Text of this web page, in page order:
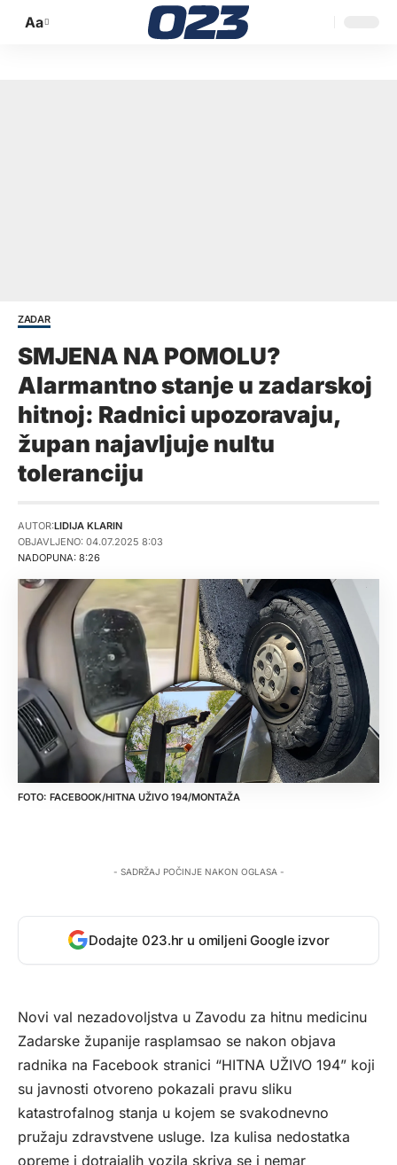
Promijeni
Aa
ZADAR
SMJENA NA POMOLU?
Alarmantno stanje u zadarskoj
hitnoj: Radnici upozoravaju,
župan najavljuje nultu
toleranciju
NADOPUNA: 8:26
AUTOR:LIDIJA KLARIN
OBJAVLJENO: 04.07.2025 8:03
FACEBOOK/HITNA UŽIVO 194/MONTAŽA
- SADRŽAJ POČINJE NAKON OGLASA -
Dodajte 023.hr u omiljeni Google izvor
Novi val nezadovoljstva u Zavodu za hitnu medicinu
Zadarske županije rasplamsao se nakon objava
radnika na Facebook stranici “HITNA UŽIVO 194” koji
su javnosti otvoreno pokazali pravu sliku
katastrofalnog stanja u kojem se svakodnevno
pružaju zdravstvene usluge. Iza kulisa nedostatka
opreme i dotrajalih vozila skriva se i nemar